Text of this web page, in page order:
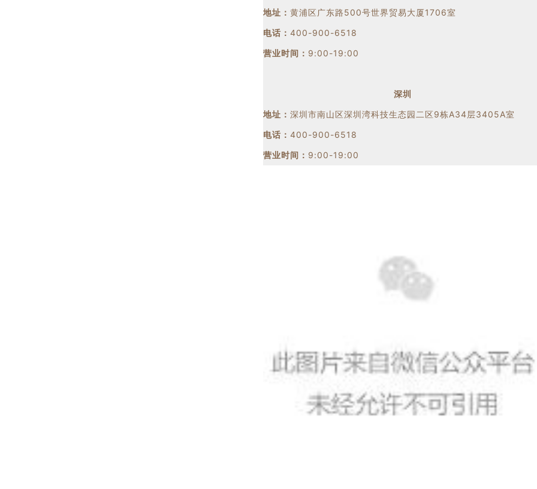
地址：黄浦区广东路500号世界贸易大厦1706室
电话：400-900-6518
营业时间： 9:00-19:00
深圳
地址：深圳市南山区深圳湾科技生态园二区9栋A34层3405A室
电话：400-900-6518
营业时间： 9:00-19:00